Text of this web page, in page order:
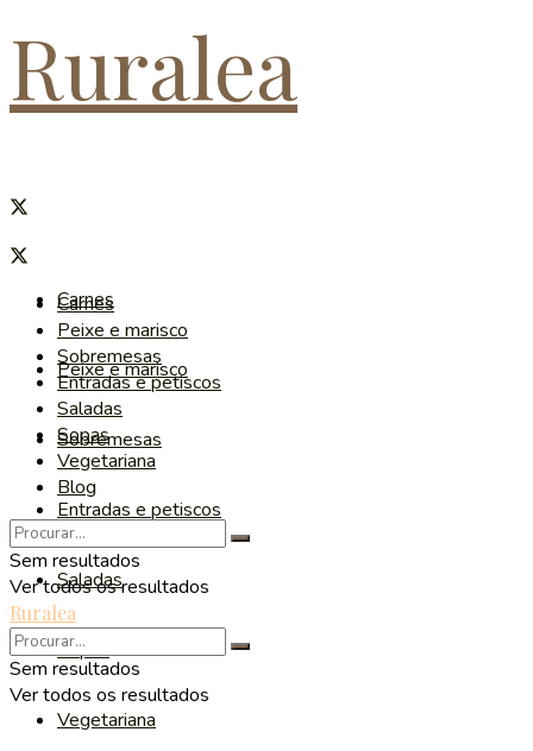
Ruralea
Carnes
Peixe e marisco
Sobremesas
Entradas e petiscos
Saladas
Sopas
Vegetariana
Carnes
Peixe e marisco
Sobremesas
Entradas e petiscos
Saladas
Sopas
Vegetariana
Blog
Sem resultados
Ver todos os resultados
Ruralea
Sem resultados
Ver todos os resultados